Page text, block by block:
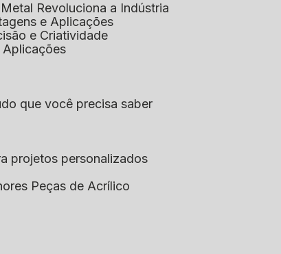
Revoluciona a Indústria
e Aplicações
e Criatividade
Aplicações
que você precisa saber
projetos personalizados
Peças de Acrílico